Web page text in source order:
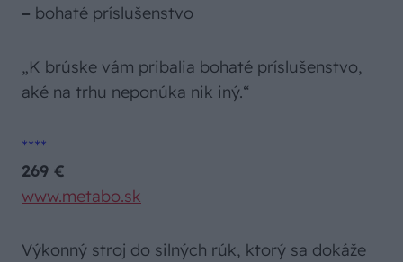
– bohaté príslušenstvo
„K brúske vám pribalia bohaté príslušenstvo,
aké na trhu neponúka nik iný.“
****
269 €
www.metabo.sk
Výkonný stroj do silných rúk, ktorý sa dokáže